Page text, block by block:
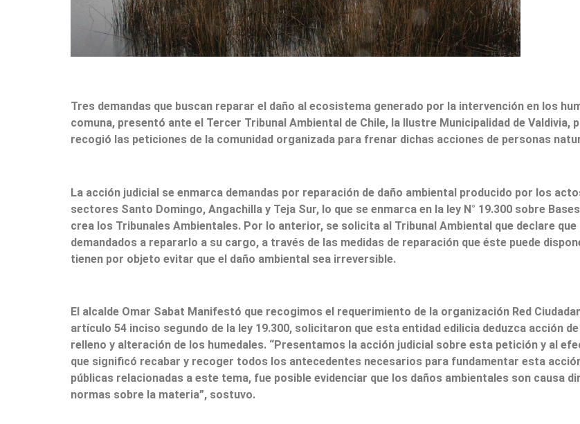
Tres demandas que buscan reparar el daño al ecosistema generado por la intervención en los
comuna, presentó ante el Tercer Tribunal Ambiental de Chile, la Ilustre Municipalidad de
recogió las peticiones de la comunidad organizada para frenar dichas acciones de personas
La acción judicial se enmarca demandas por reparación de daño ambiental producido por los
sectores Santo Domingo, Angachilla y Teja Sur, lo que se enmarca en la ley N° 19.300 sobre
crea los Tribunales Ambientales. Por lo anterior, se solicita al Tribunal Ambiental que declare
demandados a repararlo a su cargo, a través de las medidas de reparación que éste puede
tienen por objeto evitar que el daño ambiental sea irreversible.
El alcalde Omar Sabat Manifestó que recogimos el requerimiento de la organización Red
artículo 54 inciso segundo de la ley 19.300, solicitaron que esta entidad edilicia deduzca acción
relleno y alteración de los humedales. “Presentamos la acción judicial sobre esta petición y al
que significó recabar y recoger todos los antecedentes necesarios para fundamentar esta
públicas relacionadas a este tema, fue posible evidenciar que los daños ambientales son causa
normas sobre la materia”, sostuvo.